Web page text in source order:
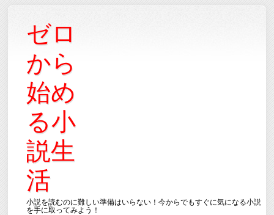
ゼロ
から
始め
る小
説生
活
小説を読むのに難しい準備はいらない！今からでもすぐに気になる小説
を手に取ってみよう！